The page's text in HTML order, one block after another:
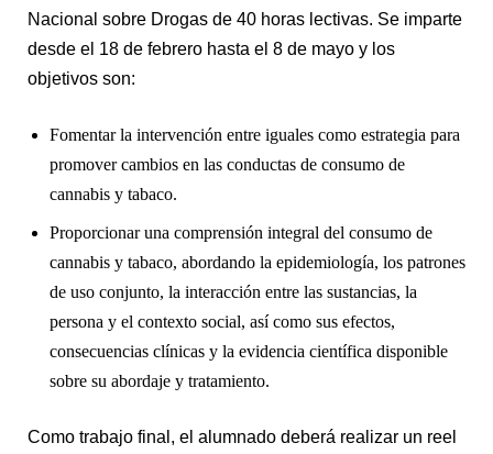
Nacional sobre Drogas de 40 horas lectivas. Se imparte
desde el 18 de febrero hasta el 8 de mayo y los
objetivos son:
Fomentar la intervención entre iguales como estrategia para
promover cambios en las conductas de consumo de
cannabis y tabaco.
Proporcionar una comprensión integral del consumo de
cannabis y tabaco, abordando la epidemiología, los patrones
de uso conjunto, la interacción entre las sustancias, la
persona y el contexto social, así como sus efectos,
consecuencias clínicas y la evidencia científica disponible
sobre su abordaje y tratamiento.
Como trabajo final, el alumnado deberá realizar un reel